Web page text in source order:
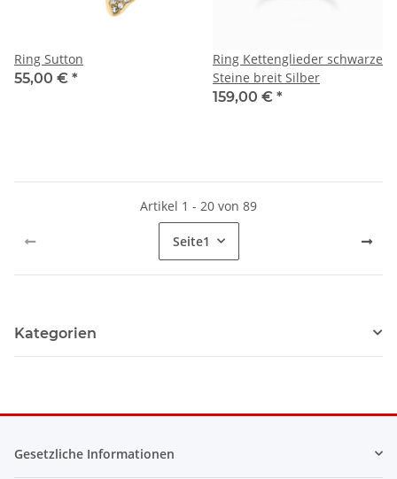
Ring Sutton
55,00 € *
Ring Kettenglieder schwarze
Steine breit Silber
159,00 € *
Artikel 1 - 20 von 89
Seite1
Kategorien
Gesetzliche Informationen